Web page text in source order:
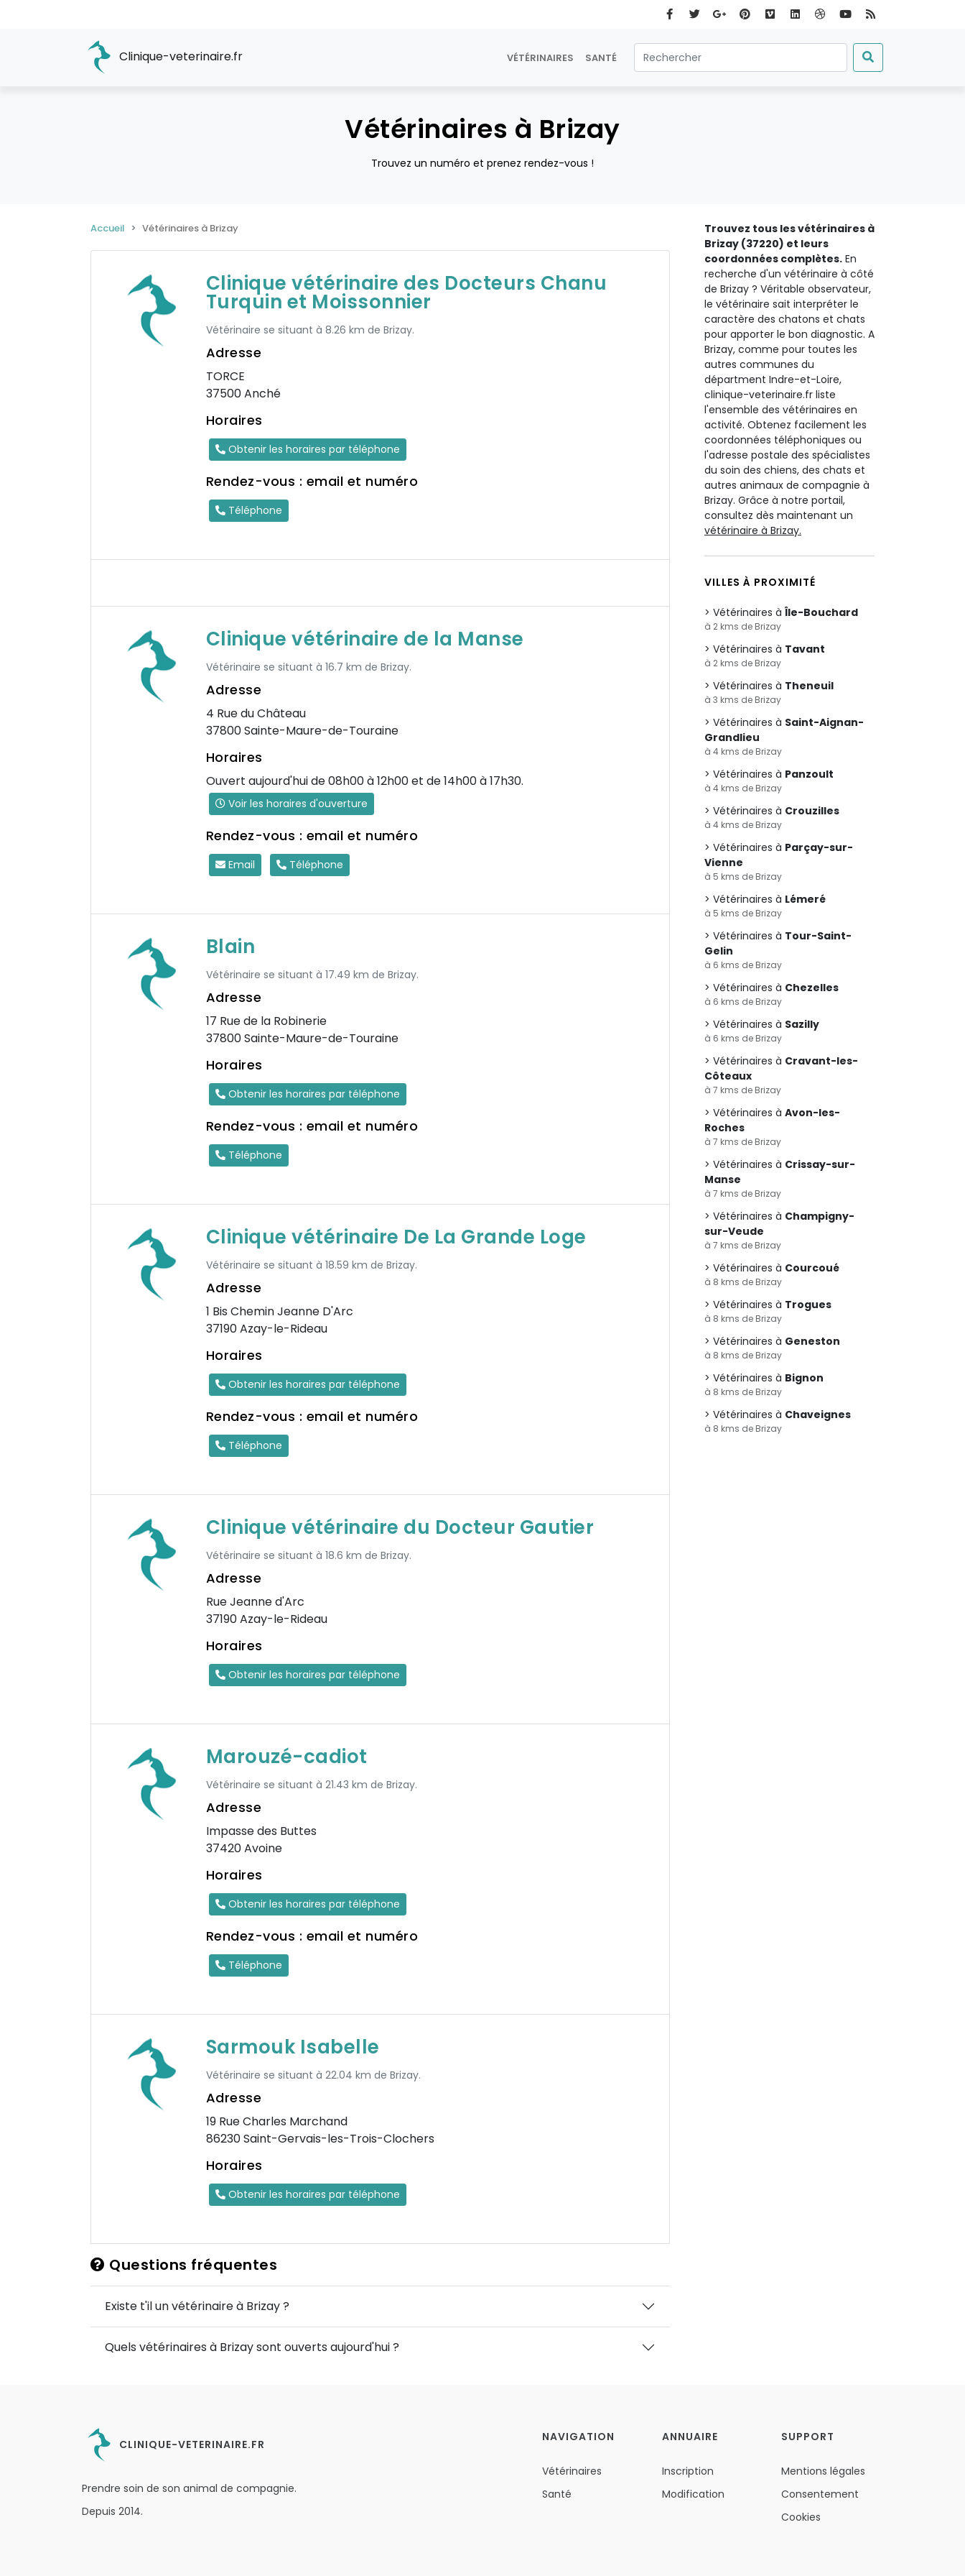
Clinique-veterinaire.fr VÉTÉRINAIRES SANTÉ
Vétérinaires à Brizay
Trouvez un numéro et prenez rendez-vous !
Accueil Vétérinaires à Brizay
Clinique vétérinaire des Docteurs Chanu
Turquin et Moissonnier
Vétérinaire se situant à 8.26 km de Brizay.
Adresse
TORCE
37500 Anché
Horaires
Obtenir les horaires par téléphone
Rendez-vous : email et numéro
Téléphone
Clinique vétérinaire de la Manse
Vétérinaire se situant à 16.7 km de Brizay.
Adresse
4 Rue du Château
37800 Sainte-Maure-de-Touraine
Horaires
Ouvert aujourd'hui de 08h00 à 12h00 et de 14h00 à 17h30.
Voir les horaires d'ouverture
Rendez-vous : email et numéro
Email Téléphone
Blain
Vétérinaire se situant à 17.49 km de Brizay.
Adresse
17 Rue de la Robinerie
37800 Sainte-Maure-de-Touraine
Horaires
Obtenir les horaires par téléphone
Rendez-vous : email et numéro
Téléphone
Clinique vétérinaire De La Grande Loge
Vétérinaire se situant à 18.59 km de Brizay.
Adresse
1 Bis Chemin Jeanne D'Arc
37190 Azay-le-Rideau
Horaires
Obtenir les horaires par téléphone
Rendez-vous : email et numéro
Téléphone
Clinique vétérinaire du Docteur Gautier
Vétérinaire se situant à 18.6 km de Brizay.
Adresse
Rue Jeanne d'Arc
37190 Azay-le-Rideau
Horaires
Obtenir les horaires par téléphone
Marouzé-cadiot
Vétérinaire se situant à 21.43 km de Brizay.
Adresse
Impasse des Buttes
37420 Avoine
Horaires
Obtenir les horaires par téléphone
Rendez-vous : email et numéro
Téléphone
Sarmouk Isabelle
Vétérinaire se situant à 22.04 km de Brizay.
Adresse
19 Rue Charles Marchand
86230 Saint-Gervais-les-Trois-Clochers
Horaires
Obtenir les horaires par téléphone
Questions fréquentes
Existe t'il un vétérinaire à Brizay ?
Quels vétérinaires à Brizay sont ouverts aujourd'hui ?
Trouvez tous les vétérinaires à
Brizay (37220) et leurs
coordonnées complètes. En
recherche d'un vétérinaire à côté
de Brizay ? Véritable observateur,
le vétérinaire sait interpréter le
caractère des chatons et chats
pour apporter le bon diagnostic. A
Brizay, comme pour toutes les
autres communes du
départment Indre-et-Loire,
clinique-veterinaire.fr liste
l'ensemble des vétérinaires en
activité. Obtenez facilement les
coordonnées téléphoniques ou
l'adresse postale des spécialistes
du soin des chiens, des chats et
autres animaux de compagnie à
Brizay. Grâce à notre portail,
consultez dès maintenant un
vétérinaire à Brizay.
VILLES À PROXIMITÉ
Vétérinaires à Île-Bouchard
à 2 kms de Brizay
Vétérinaires à Tavant
à 2 kms de Brizay
Vétérinaires à Theneuil
à 3 kms de Brizay
Vétérinaires à Saint-Aignan-
Grandlieu
à 4 kms de Brizay
Vétérinaires à Panzoult
à 4 kms de Brizay
Vétérinaires à Crouzilles
à 4 kms de Brizay
Vétérinaires à Parçay-sur-
Vienne
à 5 kms de Brizay
Vétérinaires à Lémeré
à 5 kms de Brizay
Vétérinaires à Tour-Saint-
Gelin
à 6 kms de Brizay
Vétérinaires à Chezelles
à 6 kms de Brizay
Vétérinaires à Sazilly
à 6 kms de Brizay
Vétérinaires à Cravant-les-
Côteaux
à 7 kms de Brizay
Vétérinaires à Avon-les-
Roches
à 7 kms de Brizay
Vétérinaires à Crissay-sur-
Manse
à 7 kms de Brizay
Vétérinaires à Champigny-
sur-Veude
à 7 kms de Brizay
Vétérinaires à Courcoué
à 8 kms de Brizay
Vétérinaires à Trogues
à 8 kms de Brizay
Vétérinaires à Geneston
à 8 kms de Brizay
Vétérinaires à Bignon
à 8 kms de Brizay
Vétérinaires à Chaveignes
à 8 kms de Brizay
CLINIQUE-VETERINAIRE.FR
Prendre soin de son animal de compagnie.
Depuis 2014.
NAVIGATION
Vétérinaires
Santé
ANNUAIRE
Inscription
Modification
SUPPORT
Mentions légales
Consentement
Cookies